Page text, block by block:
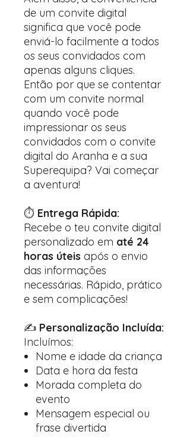
de um convite digital
significa que você pode
enviá-lo facilmente a todos
os seus convidados com
apenas alguns cliques.
Então por que se contentar
com um convite normal
quando você pode
impressionar os seus
convidados com o convite
digital do Aranha e a sua
Superequipa? Vai começar
a aventura!
⏱️ Entrega Rápida:
Recebe o teu convite digital
personalizado em até 24
horas úteis após o envio
das informações
necessárias. Rápido, prático
e sem complicações!
✍️ Personalização Incluída:
Incluímos:
Nome e idade da criança
Data e hora da festa
Morada completa do
evento
Mensagem especial ou
frase divertida